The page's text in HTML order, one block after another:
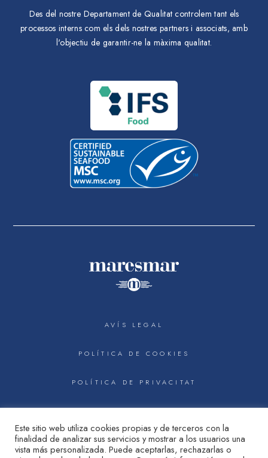
Des del nostre Departament de Qualitat controlem tant els
processos interns com els dels nostres partners i associats, amb
l'objectiu de garantir-ne la màxima qualitat.
AVÍS LEGAL
POLÍTICA DE COOKIES
POLÍTICA DE PRIVACITAT
  
Este sitio web utiliza cookies propias y de terceros con la
finalidad de analizar sus servicios y mostrar a los usuarios una
vista más personalizada. Puede aceptarlas, rechazarlas o